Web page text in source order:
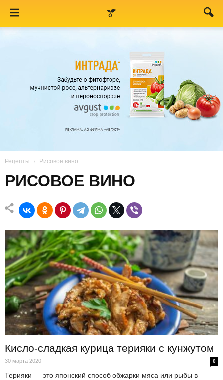
Рецепты Рисовое вино
РИСОВОЕ ВИНО
Кисло-сладкая курица терияки с кунжутом
30 марта 2020 0
Терияки — это японский способ обжарки мяса или рыбы в